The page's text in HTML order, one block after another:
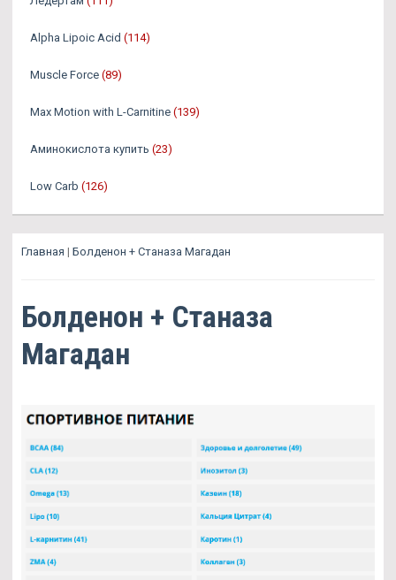
Alpha Lipoic Acid (114)
Muscle Force (89)
Max Motion with L-Carnitine (139)
Аминокислота купить (23)
Low Carb (126)
Главная | Болденон + Станаза Магадан
Болденон + Станаза
Магадан